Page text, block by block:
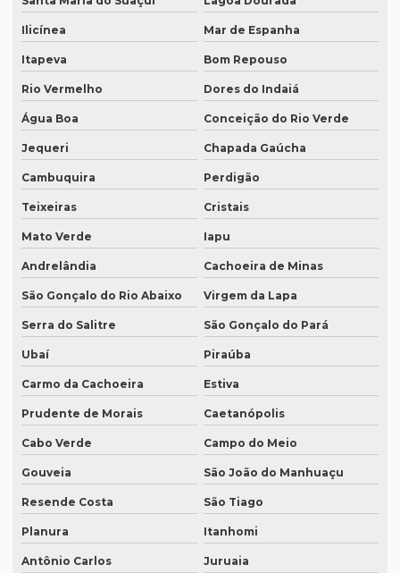
Ilicínea Mar de Espanha
Itapeva Bom Repouso
Rio Vermelho Dores do Indaiá
Água Boa Conceição do Rio Verde
Jequeri Chapada Gaúcha
Cambuquira Perdigão
Teixeiras Cristais
Mato Verde Iapu
Andrelândia Cachoeira de Minas
São Gonçalo do Rio Abaixo Virgem da Lapa
Serra do Salitre São Gonçalo do Pará
Ubaí Piraúba
Carmo da Cachoeira Estiva
Prudente de Morais Caetanópolis
Cabo Verde Campo do Meio
Gouveia São João do Manhuaçu
Resende Costa São Tiago
Planura Itanhomi
Antônio Carlos Juruaia